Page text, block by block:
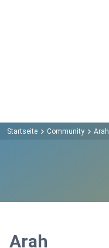
Startseite Community Arah
Arah